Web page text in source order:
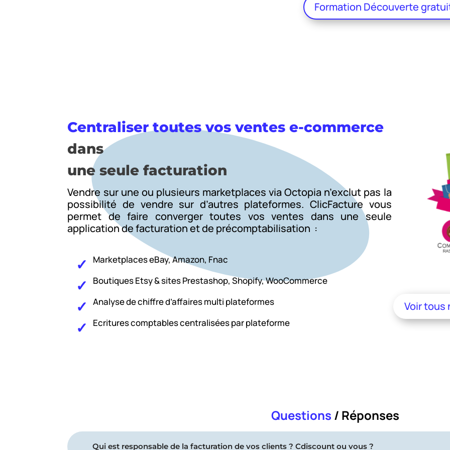
Formation Découverte
Centraliser toutes vos ventes e-commerce
dans
une seule facturation
Vendre sur une ou plusieurs marketplaces via Octopia n’exclut pas la
possibilité de vendre sur d’autres plateformes. ClicFacture vous
permet de faire converger toutes vos ventes dans une seule
application de facturation et de précomptabilisation :
Marketplaces eBay,Amazon, Fnac
Boutiques Etsy&sites Prestashop,Shopify,WooCommerce
Analyse de chiffre d’affaires multi plateformes
Ecritures comptables centralisées par plateforme
Voir tous
Questions / Réponses
Qui est responsable de la facturation de vos clients ? Cdiscount ou vous ?